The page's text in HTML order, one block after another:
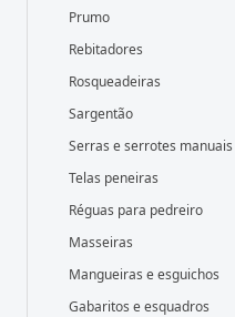
Prumo
Rebitadores
Rosqueadeiras
Sargentão
Serras e serrotes manuais
Telas peneiras
Réguas para pedreiro
Masseiras
Mangueiras e esguichos
Gabaritos e esquadros